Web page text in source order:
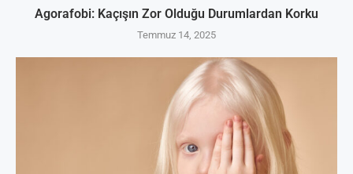
Agorafobi: Kaçışın Zor Olduğu Durumlardan Korku
Temmuz 14, 2025